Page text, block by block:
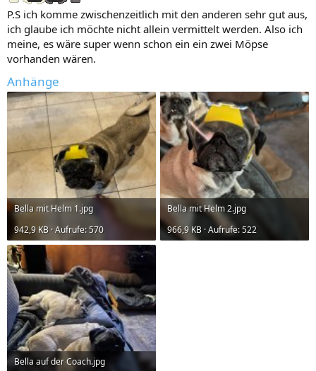
P.S ich komme zwischenzeitlich mit den anderen sehr gut aus,
ich glaube ich möchte nicht allein vermittelt werden. Also ich
meine, es wäre super wenn schon ein ein zwei Möpse
vorhanden wären.
Anhänge
Bella mit Helm 1.jpg
942,9 KB · Aufrufe: 570
Bella mit Helm 2.jpg
966,9 KB · Aufrufe: 522
Bella auf der Coach.jpg